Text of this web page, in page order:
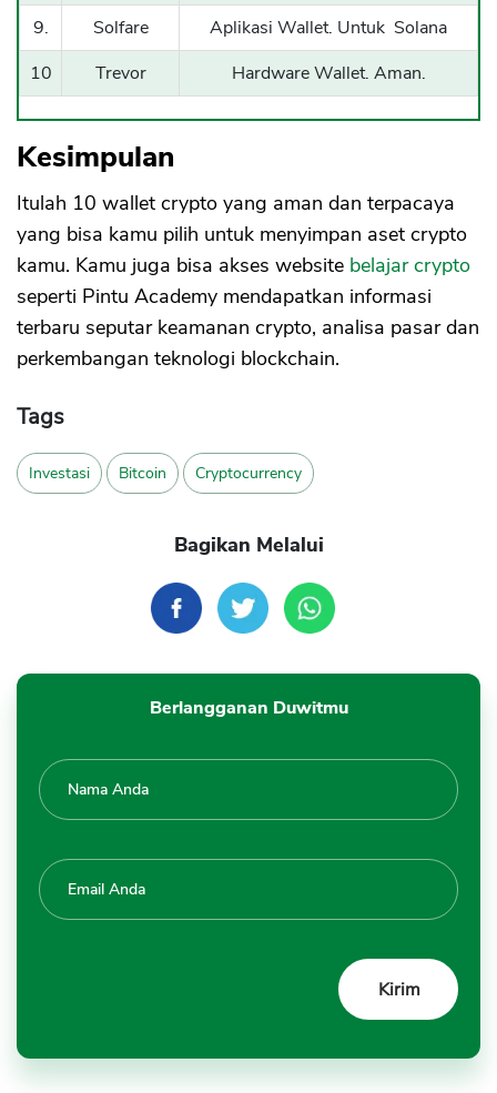
9.
Solfare
Aplikasi Wallet. Untuk Solana
10
Trevor Hardware Wallet. Aman.
Kesimpulan
Itulah 10 wallet crypto yang aman dan terpacaya
yang bisa kamu pilih untuk menyimpan aset crypto
kamu. Kamu juga bisa akses website belajar crypto
seperti Pintu Academy mendapatkan informasi
terbaru seputar keamanan crypto, analisa pasar dan
perkembangan teknologi blockchain.
Tags
Investasi Bitcoin Cryptocurrency
Bagikan Melalui
Berlangganan Duwitmu